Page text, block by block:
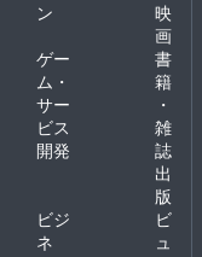
ン
映
画
ゲー
ム・
サー
ビス
開発
書
籍
・
雑
誌
出
版
ビジ
ネ
ビ
ュ